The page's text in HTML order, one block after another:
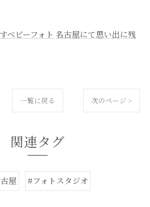
ベビーフォト 名古屋にて思い出に残
一覧に戻る 次のページ >
関連タグ
屋 #フォトスタジオ